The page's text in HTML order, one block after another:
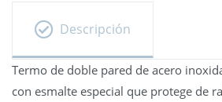
Descripción
Termo de doble pared de acero
con esmalte especial que protege de